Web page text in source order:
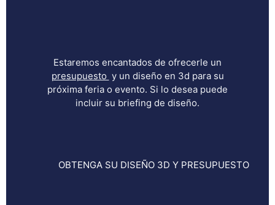
Estaremos encantados de ofrecerle un
presupuesto y un diseño en 3d para su
próxima feria o evento. Si lo desea puede
incluir su briefing de diseño.
OBTENGA SU DISEÑO 3D Y PRESUPUESTO